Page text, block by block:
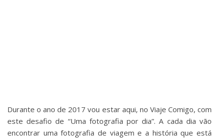
Durante o ano de 2017 vou estar aqui, no Viaje Comigo, com
este desafio de “Uma fotografia por dia”. A cada dia vão
encontrar uma fotografia de viagem e a história que está